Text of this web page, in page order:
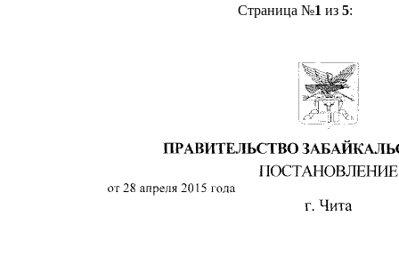
Страница №1 из 5: